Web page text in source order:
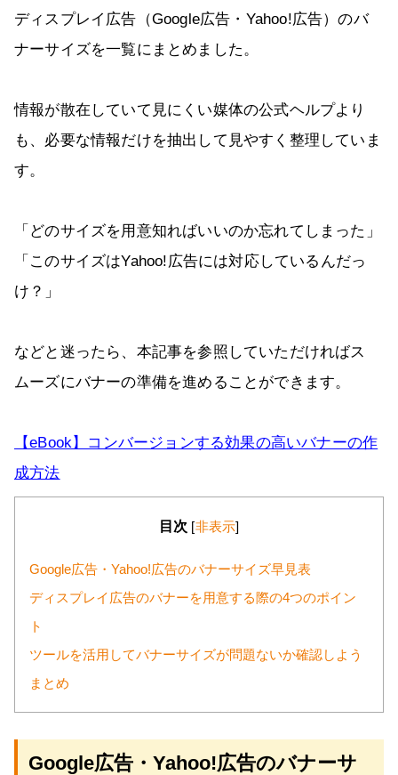
ディスプレイ広告（Google広告・Yahoo!広告）のバ
ナーサイズを一覧にまとめました。
情報が散在していて見にくい媒体の公式ヘルプより
も、必要な情報だけを抽出して見やすく整理していま
す。
「どのサイズを用意知ればいいのか忘れてしまった」
「このサイズはYahoo!広告には対応しているんだっ
け？」
などと迷ったら、本記事を参照していただければス
ムーズにバナーの準備を進めることができます。
【eBook】コンバージョンする効果の高いバナーの作
成方法
目次 [非表示]
Google広告・Yahoo!広告のバナーサイズ早見表
ディスプレイ広告のバナーを用意する際の4つのポイン
ト
ツールを活用してバナーサイズが問題ないか確認しよう
まとめ
Google広告・Yahoo!広告のバナーサ